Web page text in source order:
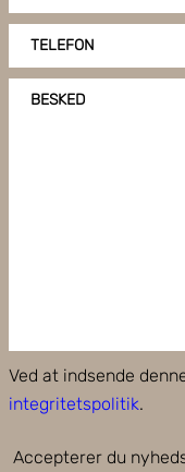
TELEFON
BESKED
Ved at indsende
integritetspolitik.
Accepterer du